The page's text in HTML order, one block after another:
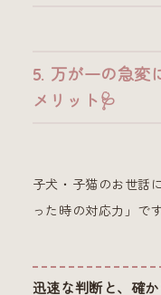
5. 万が一の急変
メリット🩺
子犬・子猫のお世話
った時の対応力」です
迅速な判断と、確